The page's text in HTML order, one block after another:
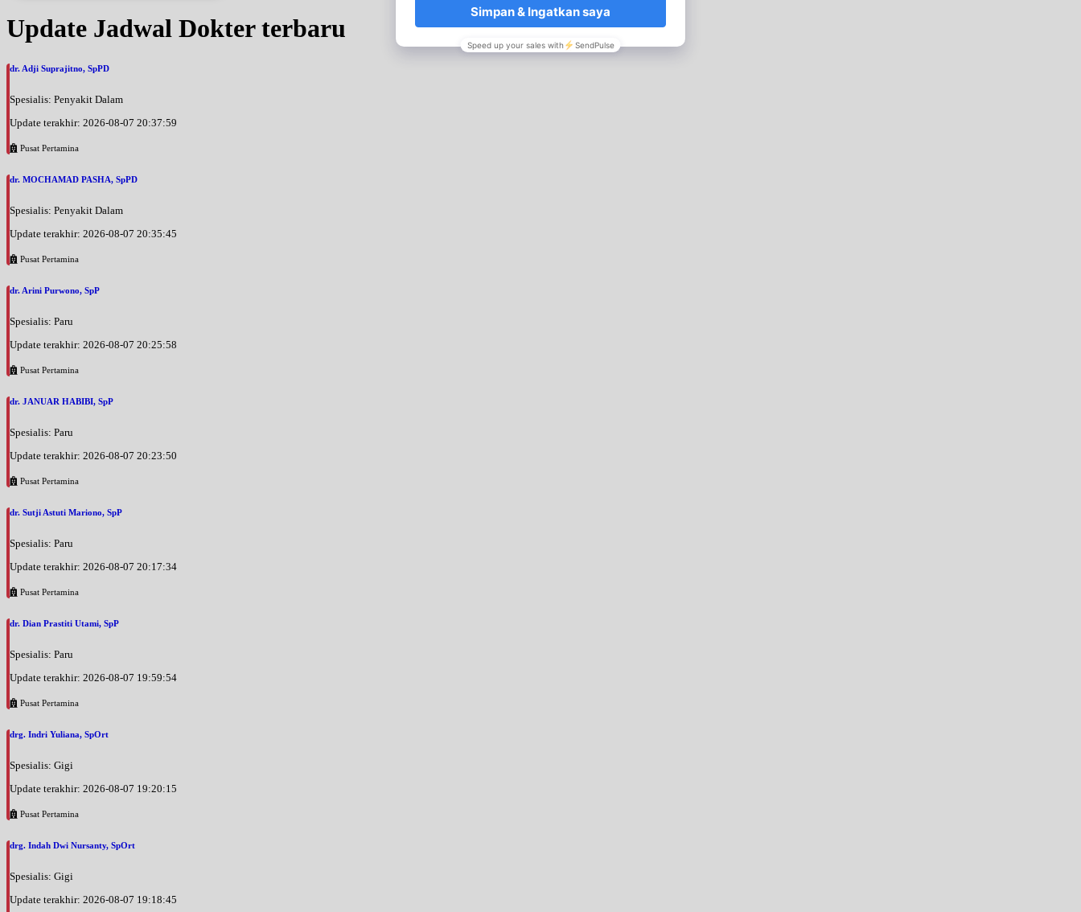
Update Jadwal Dokter terbaru
dr. Adji Suprajitno, SpPD
Spesialis: Penyakit Dalam
Update terakhir: 2026-08-07 20:37:59
Pusat Pertamina
dr. MOCHAMAD PASHA, SpPD
Spesialis: Penyakit Dalam
Update terakhir: 2026-08-07 20:35:45
Pusat Pertamina
dr. Arini Purwono, SpP
Spesialis: Paru
Update terakhir: 2026-08-07 20:25:58
Pusat Pertamina
dr. JANUAR HABIBI, SpP
Spesialis: Paru
Update terakhir: 2026-08-07 20:23:50
Pusat Pertamina
dr. Sutji Astuti Mariono, SpP
Spesialis: Paru
Update terakhir: 2026-08-07 20:17:34
Pusat Pertamina
dr. Dian Prastiti Utami, SpP
Spesialis: Paru
Update terakhir: 2026-08-07 19:59:54
Pusat Pertamina
drg. Indri Yuliana, SpOrt
Spesialis: Gigi
Update terakhir: 2026-08-07 19:20:15
Pusat Pertamina
drg. Indah Dwi Nursanty, SpOrt
Spesialis: Gigi
Update terakhir: 2026-08-07 19:18:45